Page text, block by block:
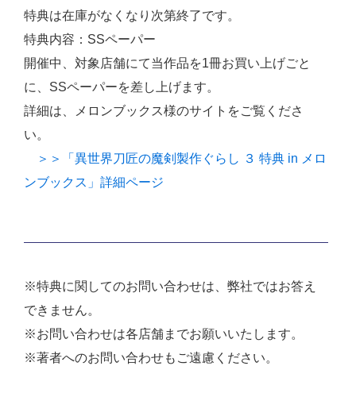
特典は在庫がなくなり次第終了です。
特典内容：SSペーパー
開催中、対象店舗にて当作品を1冊お買い上げごと
に、SSペーパーを差し上げます。
詳細は、メロンブックス様のサイトをご覧くださ
い。
＞＞「異世界刀匠の魔剣製作ぐらし ３ 特典 in メロ
ンブックス」詳細ページ
※特典に関してのお問い合わせは、弊社ではお答え
できません。
※お問い合わせは各店舗までお願いいたします。
※著者へのお問い合わせもご遠慮ください。